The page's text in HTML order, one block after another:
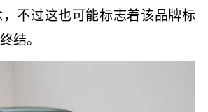
不过这也可能标志着该品牌标
结。